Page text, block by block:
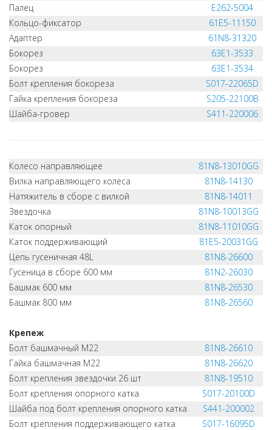
Палец
E262-5004
Кольцо-фиксатор
61E5-11150
Адаптер
61N8-31320
Бокорез
63E1-3533
Бокорез
63E1-3534
Болт крепления бокореза
S017-22065D
Гайка крепления бокореза
S205-22100B
Шайба-гровер
S411-220006
Колесо направляющее
81N8-13010GG
Вилка направляющего колеса
81N8-14130
Натяжитель в сборе с вилкой
81N8-14011
Звездочка
81N8-10013GG
Каток опорный
81N8-11010GG
Каток поддерживающий
81E5-20031GG
Цепь гусеничная 48L
81N8-26600
Гусеница в сборе 600 мм
81N2-26030
Башмак 600 мм
81N8-26530
Башмак 800 мм
81N8-26560
Крепеж
Болт башмачный M22
81N8-26610
Гайка башмачная M22
81N8-26620
Болт крепления звездочки 26 шт
81N8-19510
Болт крепления опорного катка
S017-20100D
Шайба под болт крепления опорного катка
S441-200002
Болт крепления поддерживающего катка
S017-16095D